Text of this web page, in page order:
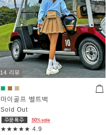
14 리뷰
마이골프 벨트백
Sold Out
★★★★★ 4.9